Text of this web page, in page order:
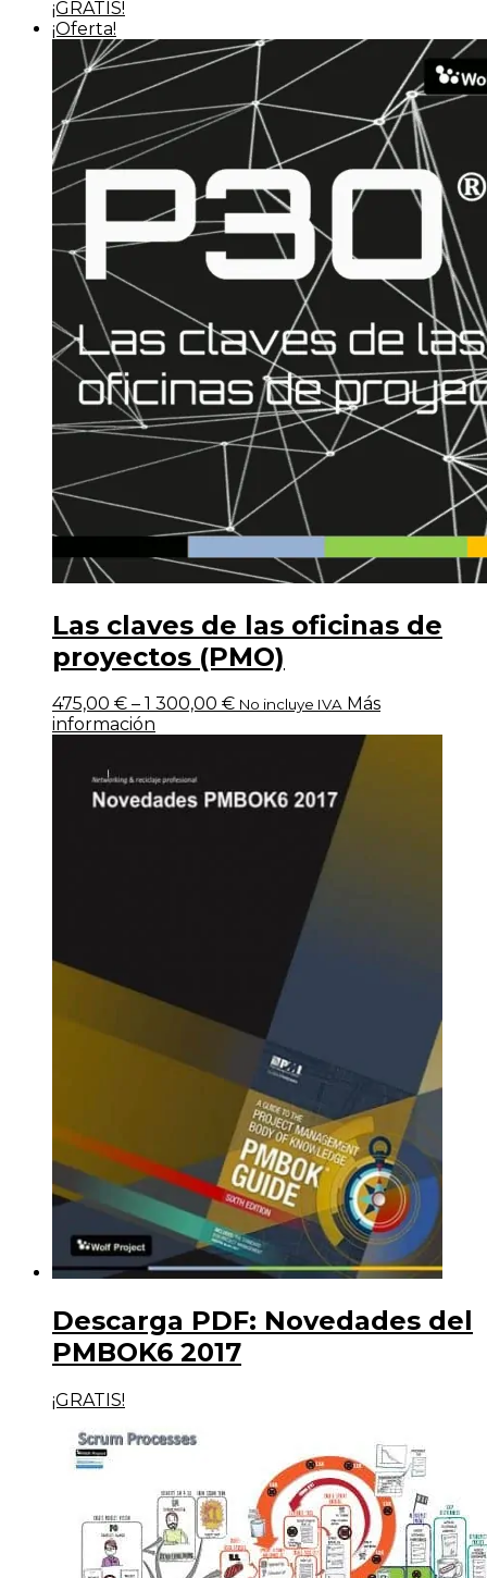
¡GRATIS!
¡Oferta!
Las claves de las oficinas de
proyectos (PMO)
475,00 € – 1 300,00 € No incluye IVA Más
información
Descarga PDF: Novedades del
PMBOK6 2017
¡GRATIS!